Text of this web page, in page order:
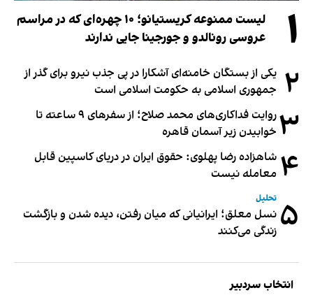
۱
لیست ممنوعه کریستیانو؛ ۱۰ چهره‌ای که در مراسم
عروسی رونالدو و جورجینا جایی ندارند
۲ یکی از بستگان خامنه‌ای آشکارا در پی جذب نیرو برای گذر از
جمهوری اسلامی به حکومت اسلامی است
۳
روایت فداکاری‌های محمد صلاح؛ از سفرهای ۹ ساعته تا
خوابیدن زیر آسمان قاهره
۴ شاهزاده رضا پهلوی: حقوق ایران در دریای کاسپین قابل
معامله نیست
۵ تحلیل
نسل معلق؛ ایرانیانی که میان رفتن، دیده شدن و بازگشت
زندگی می‌کنند
انتخاب سردبیر